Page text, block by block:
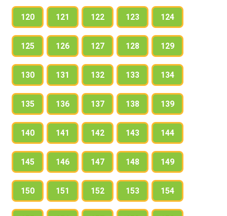
120 121 122 123 124
125 126 127 128 129
130 131 132 133 134
135 136 137 138 139
140 141 142 143 144
145 146 147 148 149
150 151 152 153 154